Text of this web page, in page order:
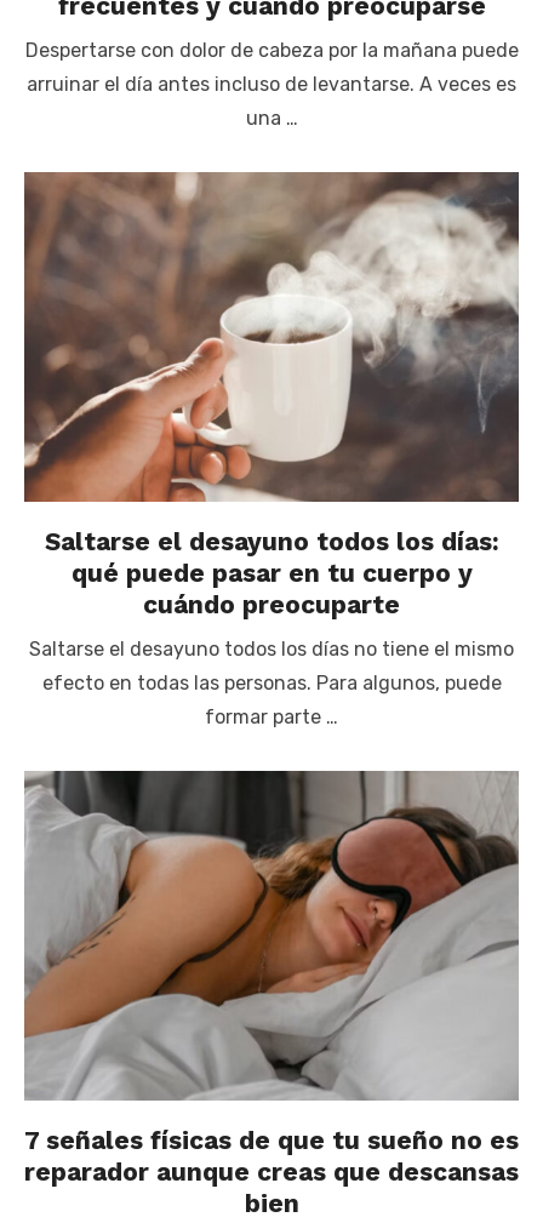
Despertarse con dolor de cabeza por la mañana puede
arruinar el día antes incluso de levantarse. A veces es
una …
Saltarse el desayuno todos los días:
qué puede pasar en tu cuerpo y
cuándo preocuparte
Saltarse el desayuno todos los días no tiene el mismo
efecto en todas las personas. Para algunos, puede
formar parte …
7 señales físicas de que tu sueño no es
reparador aunque creas que descansas
bien